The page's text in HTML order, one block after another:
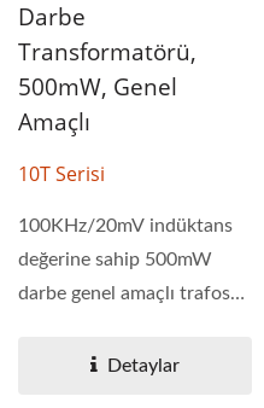
Darbe
Transformatörü,
500mW, Genel
Amaçlı
10T Serisi
100KHz/20mV indüktans
değerine sahip 500mW
darbe genel amaçlı trafosu.
Detaylar